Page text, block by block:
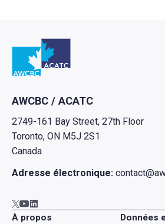
Retour à l'Accueil
AWCBC / ACATC
2749-161 Bay Street, 27th Floor
Toronto, ON M5J 2S1
Canada
Adresse électronique:
Aller à AWCBC / ACATC twitter in new tab
Aller à AWCBC / ACATC youtube in new tab
À propos Données